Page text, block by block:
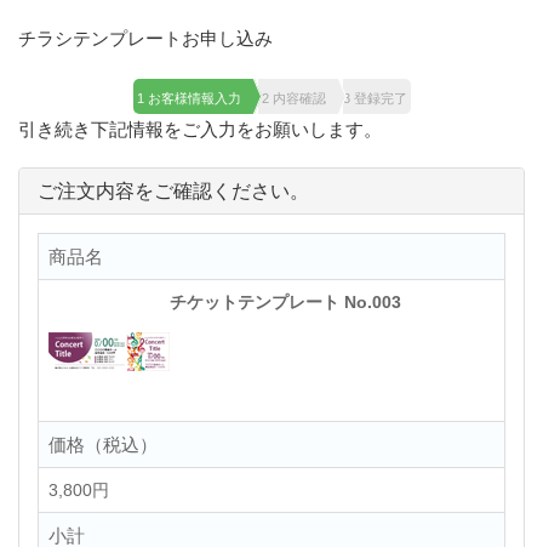
チラシテンプレートお申し込み
1 お客様情報入力 2 内容確認 3 登録完了
引き続き下記情報をご入力をお願いします。
ご注文内容をご確認ください。
商品名
チケットテンプレート No.003
価格（税込）
3,800円
小計